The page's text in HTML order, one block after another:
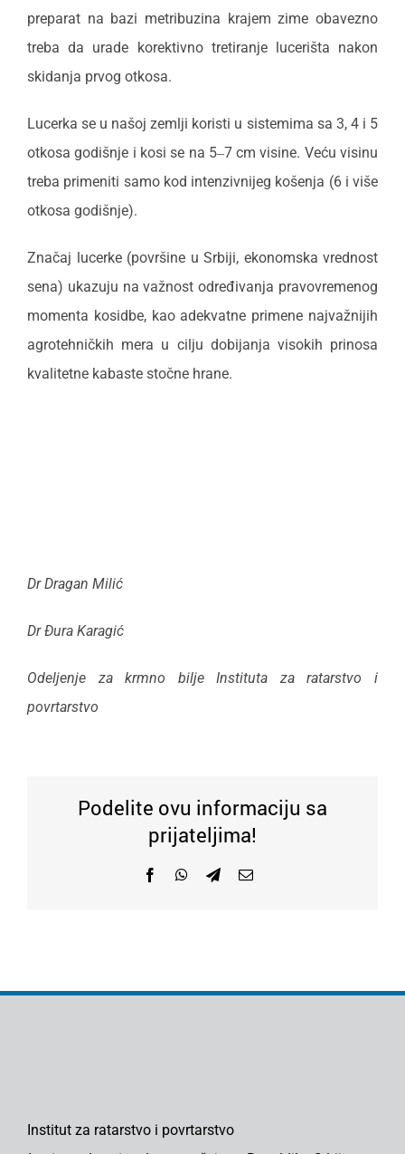
preparat na bazi metribuzina krajem zime obavezno
treba da urade korektivno tretiranje lucerišta nakon
skidanja prvog otkosa.
Lucerka se u našoj zemlji koristi u sistemima sa 3, 4 i 5
otkosa godišnje i kosi se na 5‒7 cm visine. Veću visinu
treba primeniti samo kod intenzivnijeg košenja (6 i više
otkosa godišnje).
Značaj lucerke (površine u Srbiji, ekonomska vrednost
sena) ukazuju na važnost određivanja pravovremenog
momenta kosidbe, kao adekvatne primene najvažnijih
agrotehničkih mera u cilju dobijanja visokih prinosa
kvalitetne kabaste stočne hrane.
Dr Dragan Milić
Dr Đura Karagić
Odeljenje za krmno biljeInstituta za ratarstvo i
povrtarstvo
Podelite ovu informaciju sa
prijateljima!
FacebookWhatsApp
TelegramEmail
Institut za ratarstvo i povrtarstvo